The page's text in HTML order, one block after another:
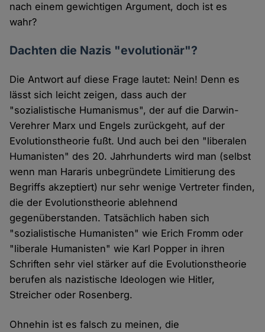
nach einem gewichtigen Argument, doch ist es
wahr?
Dachten die Nazis "evolutionär"?
Die Antwort auf diese Frage lautet: Nein! Denn es
lässt sich leicht zeigen, dass auch der
"sozialistische Humanismus", der auf die Darwin-
Verehrer Marx und Engels zurückgeht, auf der
Evolutionstheorie fußt. Und auch bei den "liberalen
Humanisten" des 20. Jahrhunderts wird man (selbst
wenn man Hararis unbegründete Limitierung des
Begriffs akzeptiert) nur sehr wenige Vertreter finden,
die der Evolutionstheorie ablehnend
gegenüberstanden. Tatsächlich haben sich
"sozialistische Humanisten" wie Erich Fromm oder
"liberale Humanisten" wie Karl Popper in ihren
Schriften sehr viel stärker auf die Evolutionstheorie
berufen als nazistische Ideologen wie Hitler,
Streicher oder Rosenberg.
Ohnehin ist es falsch zu meinen, die